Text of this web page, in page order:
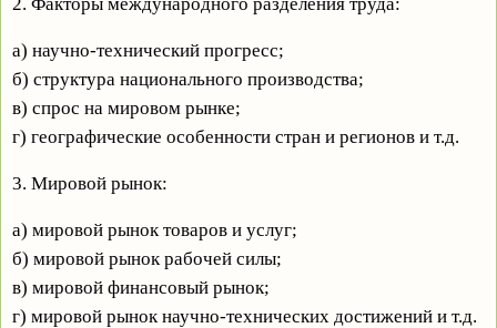
2. Факторы международного разделения труда:
а) научно-технический прогресс;
б) структура национального производства;
в) спрос на мировом рынке;
г) географические особенности стран и регионов и т.д.
3. Мировой рынок:
а) мировой рынок товаров и услуг;
б) мировой рынок рабочей силы;
в) мировой финансовый рынок;
г) мировой рынок научно-технических достижений и т.д.